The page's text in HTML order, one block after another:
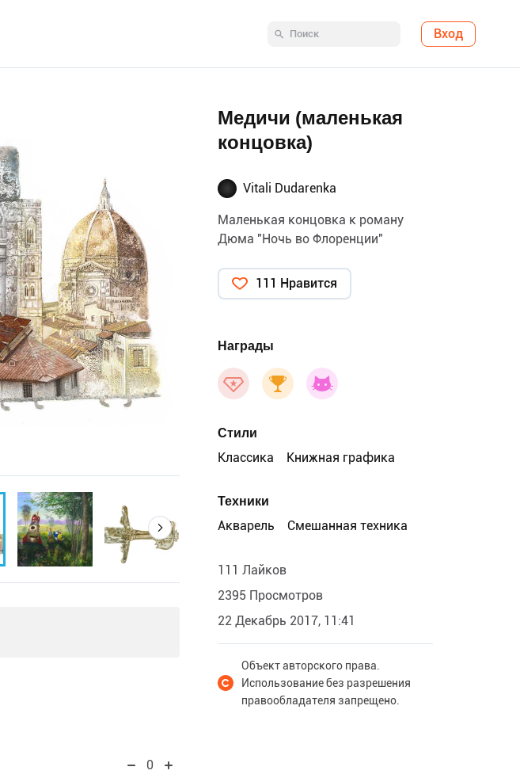
Вход
0
Медичи (маленькая
концовка)
Vitali Dudarenka
Маленькая концовка к роману
Дюма "Ночь во Флоренции"
111 Нравится
Награды
Стили
Классика
Книжная графика
Техники
Акварель
Смешанная техника
111 Лайков
2395 Просмотров
22 Декабрь 2017, 11:41
Объект авторского права.
Использование без разрешения
правообладателя запрещено.